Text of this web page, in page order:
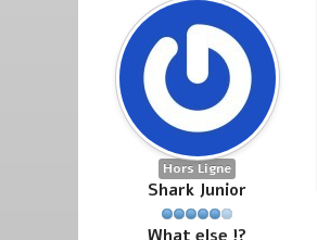
Hors Ligne
Shark Junior